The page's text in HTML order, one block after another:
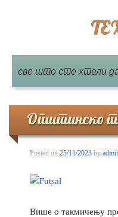
све што сте хтели
Општинско
Posted on 25/11/2023 by
Више о такмичењу